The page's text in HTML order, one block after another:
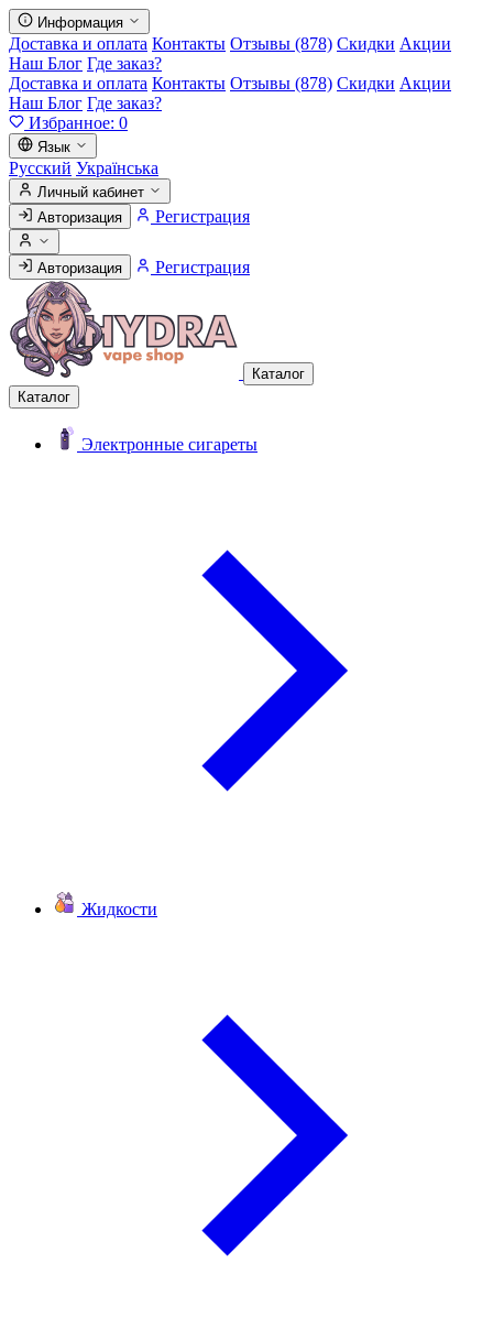
Информация
Доставка и оплата Контакты Отзывы (878) Скидки Акции
Наш Блог Где заказ?
Доставка и оплата Контакты Отзывы (878) Скидки Акции
Наш Блог Где заказ?
Избранное: 0
Язык
Русский Українська
Личный кабинет
Авторизация
Регистрация
Авторизация Регистрация
Каталог
Каталог
Электронные сигареты
Жидкости